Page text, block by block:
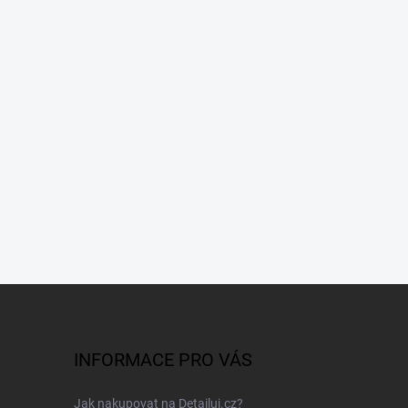
INFORMACE PRO VÁS
Jak nakupovat na Detailuj.cz?